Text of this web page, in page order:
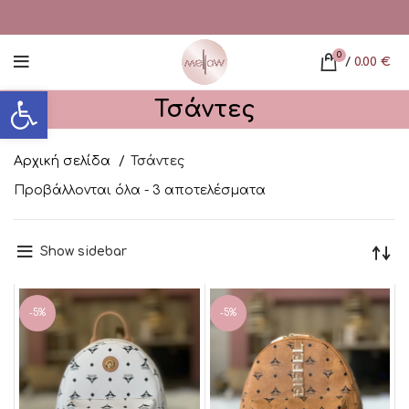
Ανοίξτε τη γραμμή εργαλείων
0
/ 0.00 €
Τσάντες
Αρχική σελίδα Τσάντες
Προβάλλονται όλα - 3 αποτελέσματα
Show sidebar
-5% -5%